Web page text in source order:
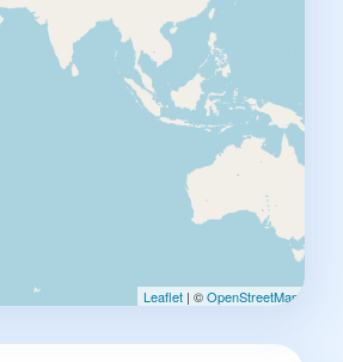
Leaflet | ©OpenStreetMap